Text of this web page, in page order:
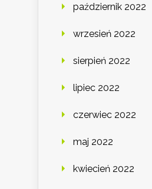
październik 2022
wrzesień 2022
sierpień 2022
lipiec 2022
czerwiec 2022
maj 2022
kwiecień 2022